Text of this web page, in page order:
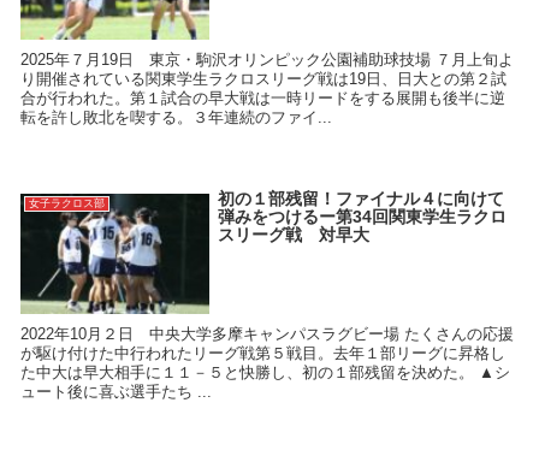
2025年７月19日 東京・駒沢オリンピック公園補助球技場 ７月上旬よ
り開催されている関東学生ラクロスリーグ戦は19日、日大との第２試
合が行われた。第１試合の早大戦は一時リードをする展開も後半に逆
転を許し敗北を喫する。３年連続のファイ...
女子ラクロス部
初の１部残留！ファイナル４に向けて
弾みをつけるー第34回関東学生ラクロ
スリーグ戦 対早大
2022年10月２日 中央大学多摩キャンパスラグビー場 たくさんの応援
が駆け付けた中行われたリーグ戦第５戦目。去年１部リーグに昇格し
た中大は早大相手に１１－５と快勝し、初の１部残留を決めた。 ▲シ
ュート後に喜ぶ選手たち ...